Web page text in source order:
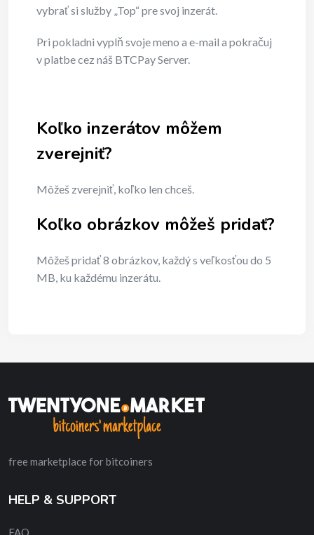
vybrať si služby „Top“ pre svoj inzerát.
Pri pokladni vyplň svoje meno a e-mail a pokračuj
v platbe cez náš BTCPay Server.
Koľko inzerátov môžem
zverejniť?
Môžeš zverejniť, koľko len chceš.
Koľko obrázkov môžeš pridať?
Môžeš pridať 8 obrázkov, každý s veľkosťou do 5
MB, ku každému inzerátu.
free marketplace for bitcoiners
HELP & SUPPORT
FAQ